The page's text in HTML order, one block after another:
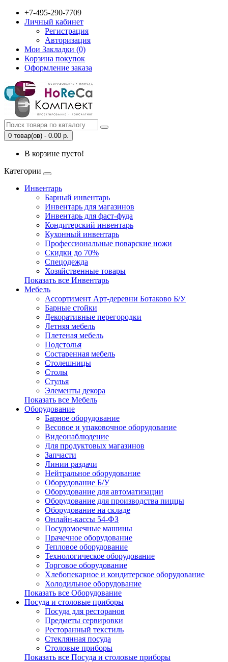
+7-495-290-7709
Личный кабинет
Регистрация
Авторизация
Мои Закладки (0)
Корзина покупок
Оформление заказа
0 товар(ов) - 0.00 р.
В корзине пусто!
Категории
Инвентарь
Барный инвентарь
Инвентарь для магазинов
Инвентарь для фаст-фуда
Кондитерский инвентарь
Кухонный инвентарь
Профессиональные поварские ножи
Скидки до 70%
Спецодежда
Хозяйственные товары
Показать все Инвентарь
Мебель
Ассортимент Арт-деревни Ботаково Б/У
Барные стойки
Декоративные перегородки
Летняя мебель
Плетеная мебель
Подстолья
Состаренная мебель
Столешницы
Столы
Стулья
Элементы декора
Показать все Мебель
Оборудование
Барное оборудование
Весовое и упаковочное оборудование
Видеонаблюдение
Для продуктовых магазинов
Запчасти
Линии раздачи
Нейтральное оборудование
Оборудование Б/У
Оборудование для автоматизации
Оборудование для производства пиццы
Оборудование на складе
Онлайн-кассы 54-ФЗ
Посудомоечные машины
Прачечное оборудование
Тепловое оборудование
Технологическое оборудование
Торговое оборудование
Хлебопекарное и кондитерское оборудование
Холодильное оборудование
Показать все Оборудование
Посуда и столовые приборы
Посуда для ресторанов
Предметы сервировки
Ресторанный текстиль
Стеклянная посуда
Столовые приборы
Показать все Посуда и столовые приборы